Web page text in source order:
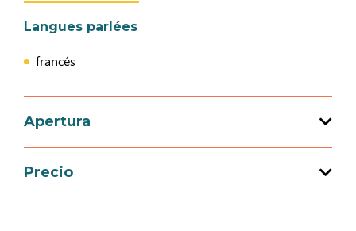
Langues parlées
francés
Apertura
Precio